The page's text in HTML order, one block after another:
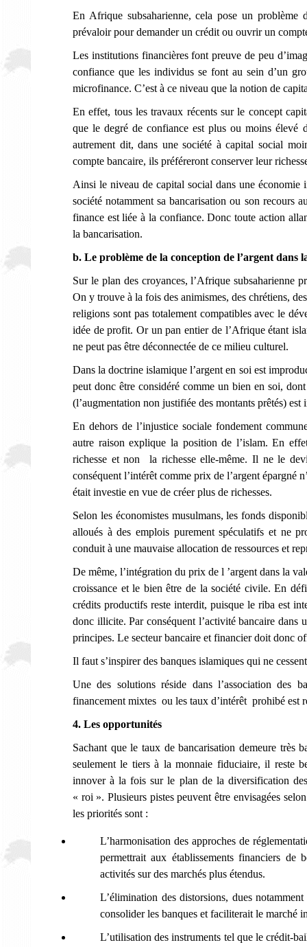
En Afrique subsaharienne, cela pose un problème
prévaloir pour demander un crédit ou ouvrir un
Les institutions financières font preuve de peu
confiance que les individus se font au sein d’un
microfinance. C’est à ce niveau que la notion de
En effet, tous les travaux récents sur le concept
que le degré de confiance est plus ou moins élevé
autrement dit, dans une société à capital social
compte bancaire, ils préféreront conserver leur
Ainsi le niveau de capital social dans une
société notamment sa bancarisation ou son recours
finance est liée à la confiance. Donc toute action
la bancarisation.
b. Le problème de la conception de l’argent dans
Sur le plan des croyances, l’Afrique subsaharienne
On y trouve à la fois des animismes, des chrétiens,
religions sont pas totalement compatibles avec le
idée de profit. Or un pan entier de l’Afrique étant
ne peut pas être déconnectée de ce milieu culturel.
Dans la doctrine islamique l’argent en soi est
peut donc être considéré comme un bien en soi,
(l’augmentation non justifiée des montants prêtés) est
En dehors de l’injustice sociale fondement
autre raison explique la position de l’islam. En
richesse et non la richesse elle-même. Il ne le
conséquent l’intérêt comme prix de l’argent épargné
était investie en vue de créer plus de richesses.
Selon les économistes musulmans, les fonds
alloués à des emplois purement spéculatifs et ne
conduit à une mauvaise allocation de ressources et
De même, l’intégration du prix de l ’argent dans la
croissance et le bien être de la société civile. En
crédits productifs reste interdit, puisque le riba est
donc illicite. Par conséquent l’activité bancaire dans
principes. Le secteur bancaire et financier doit donc
Il faut s’inspirer des banques islamiques qui ne
Une des solutions réside dans l’association des
financement mixtes ou les taux d’intérêt prohibé est
4. Les opportunités
Sachant que le taux de bancarisation demeure
seulement le tiers à la monnaie fiduciaire, il reste
innover à la fois sur le plan de la diversification
« roi ». Plusieurs pistes peuvent être envisagées
les priorités sont :
L’harmonisation des approches de
permettrait aux établissements financiers de
activités sur des marchés plus étendus.
L’élimination des distorsions, dues
consolider les banques et faciliterait le marché
L’utilisation des instruments tel que le crédit-